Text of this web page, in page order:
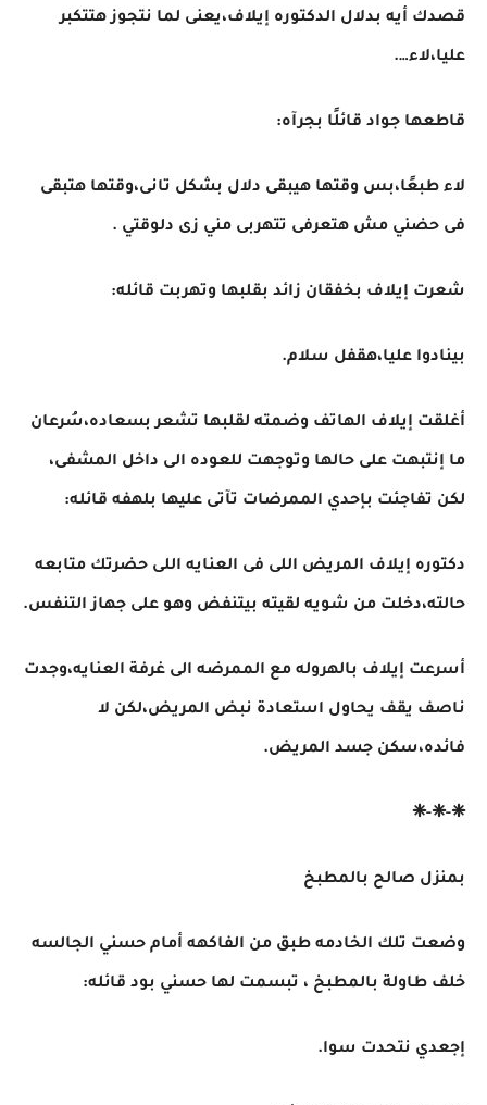
قصدك أيه بدلال الدكتوره إيلاف،يعنى لما نتجوز هتتكبر
عليا،لاء….
قاطعها جواد قائلًا بجرآه:
لاء طبعًا،بس وقتها هيبقى دلال بشكل تانى،وقتها هتبقى
فى حضني مش هتعرفى تتهربى مني زى دلوقتي .
شعرت إيلاف بخفقان زائد بقلبها وتهربت قائله:
بينادوا عليا،هقفل سلام.
أغلقت إيلاف الهاتف وضمته لقلبها تشعر بسعاده،سُرعان
ما إنتبهت على حالها وتوجهت للعوده الى داخل المشفى،
لكن تفاجئت بإحدي الممرضات تآتى عليها بلهفه قائله:
دكتوره إيلاف المريض اللى فى العنايه اللى حضرتك متابعه
حالته،دخلت من شويه لقيته بيتنفض وهو على جهاز التنفس.
أسرعت إيلاف بالهروله مع الممرضه الى غرفة العنايه،وجدت
ناصف يقف يحاول استعادة نبض المريض،لكن لا
فائده،سكن جسد المريض.
❈-❈-❈
بمنزل صالح بالمطبخ
وضعت تلك الخادمه طبق من الفاكهه أمام حسني الجالسه
خلف طاولة بالمطبخ ، تبسمت لها حسني بود قائله:
إجعدي نتحدت سوا.